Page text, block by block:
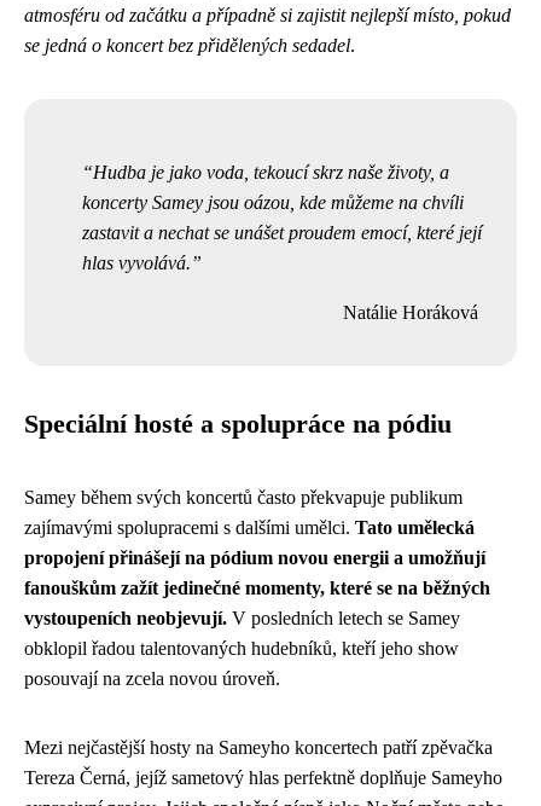
atmosféru od začátku a případně si zajistit nejlepší místo, pokud
se jedná o koncert bez přidělených sedadel.
Hudba je jako voda, tekoucí skrz naše životy, a
koncerty Samey jsou oázou, kde můžeme na chvíli
zastavit a nechat se unášet proudem emocí, které její
hlas vyvolává.
Natálie Horáková
Speciální hosté a spolupráce na pódiu
Samey během svých koncertů často překvapuje publikum
zajímavými spolupracemi s dalšími umělci. Tato umělecká
propojení přinášejí na pódium novou energii a umožňují
fanouškům zažít jedinečné momenty, které se na běžných
vystoupeních neobjevují. V posledních letech se Samey
obklopil řadou talentovaných hudebníků, kteří jeho show
posouvají na zcela novou úroveň.
Mezi nejčastější hosty na Sameyho koncertech patří zpěvačka
Tereza Černá, jejíž sametový hlas perfektně doplňuje Sameyho